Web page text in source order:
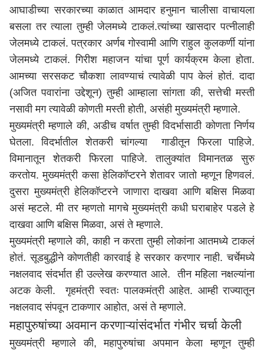
आघाडीच्या सरकारच्या काळात आमदार हनुमान चालीसा वाचायला
बसला तर त्याला तुम्ही जेलमध्ये टाकलं.त्यांच्या खासदार पत्नीलाही
जेलमध्ये टाकलं. पत्रकार अर्णब गोस्वामी आणि राहुल कुलकर्णी यांना
जेलमध्ये टाकलं. गिरीश महाजन यांचा पूर्ण कार्यक्रम केला होता.
आमच्या सरसकट चौकशा लावण्याचं त्यावेळी पाप केलं होतं. दादा
(अजित पवारांना उद्देशून) तुम्ही आम्हाला सांगता की, सत्तेची मस्ती
नसावी मग त्यावेळी कोणती मस्ती होती, असंही मुख्यमंत्री म्हणाले.
मुख्यमंत्री म्हणाले की, अडीच वर्षात तुम्ही विदर्भासाठी कोणता निर्णय
घेतला. विदर्भातील शेतकरी चांगल्या गाडीतून फिरला पाहिजे.
विमानातून शेतकरी फिरला पाहिजे. तालुक्यांत विमानतळ सुरु
करतोय. मुख्यमंत्री कसा हेलिकॉप्टरने शेतावर जातो म्हणून हिणवलं.
दुसरा मुख्यमंत्री हेलिकॉप्टरने जाणारा दाखवा आणि बक्षिस मिळवा
असं म्हटले. मी तर म्हणतो मागचे मुख्यमंत्री कधी घराबाहेर पडले हे
दाखवा आणि बक्षिस मिळवा, असं ते म्हणाले.
मुख्यमंत्री म्हणाले की, काही न करता तुम्ही लोकांना आतमध्ये टाकलं
होतं. सूडबुद्धीने कोणतीही कारवाई हे सरकार करणार नाही. चर्चेमध्ये
नक्षलवाद संदर्भात ही उल्लेख करण्यात आले. तीन महिला नक्षल्यांना
अटक केली. गृहमंत्री स्वतः पालकमंत्री आहेत. आम्ही राज्यातून
नक्षलवाद संपवून टाकणार आहोत, असं ते म्हणाले.
महापुरुषांच्या अवमान करणाऱ्यांसंदर्भात गंभीर चर्चा केली
मुख्यमंत्री म्हणाले की, महापुरुषांचा अपमान केला म्हणून तुम्ही